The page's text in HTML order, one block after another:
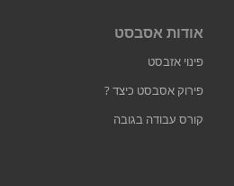
אודות אסבסט
פינוי אזבסט
פירוק אסבסט כיצד ?
קורס עבודה בגובה